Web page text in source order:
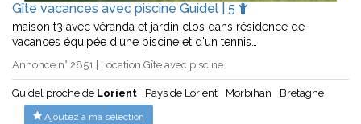
Gîte vacances avec piscine Guidel | 5
maison t3 avec véranda et jardin clos dans résidence de
vacances équipée d'une piscine et d'un tennis…
Annonce n° 2851 | Location Gîte avec piscine
Guidel proche de Lorient Pays de Lorient Morbihan Bretagne
Ajoutez à ma sélection